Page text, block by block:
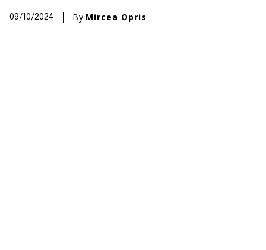
09/10/2024 By Mircea Opris